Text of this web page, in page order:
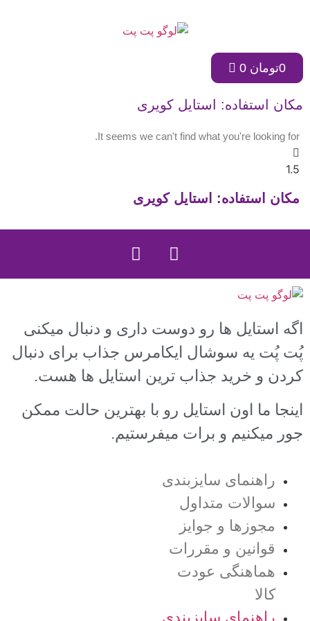
0تومان 0
مکان استفاده: استایل کویری
It seems we can't find what you're looking for.
مکان استفاده: استایل کویری
اگه استایل ها رو دوست داری و دنبال میکنی
پُت پُت یه سوشال ایکامرس جذاب برای دنبال
کردن و خرید جذاب ترین استایل ها هست.
اینجا ما اون استایل رو با بهترین حالت ممکن
جور میکنیم و برات میفرستیم.
راهنمای سایزبندی
سوالات متداول
مجوزها و جوایز
قوانین و مقررات
هماهنگی عودت
کالا
راهنمای سایزبندی